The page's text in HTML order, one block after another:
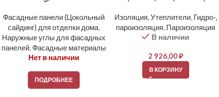
Фасадные панели (Цокольный
сайдинг) для отделки дома,
Наружные углы для фасадных
панелей, Фасадные материалы
Нет в наличии
ПОДРОБНЕЕ
Изоляция, Утеплители, Гидро-,
пароизоляция, Пароизоляция
В наличии
2 926,00₽
В КОРЗИНУ